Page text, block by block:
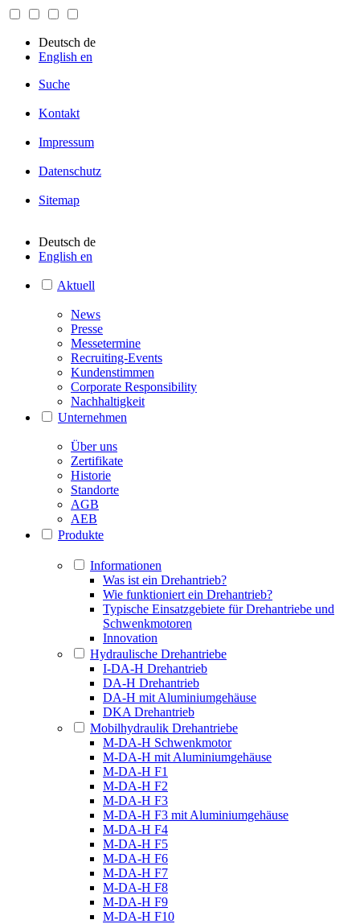
Deutsch de
English en
Suche
Kontakt
Impressum
Datenschutz
Sitemap
Deutsch de
English en
Aktuell
News
Presse
Messetermine
Recruiting-Events
Kundenstimmen
Corporate Responsibility
Nachhaltigkeit
Unternehmen
Über uns
Zertifikate
Historie
Standorte
AGB
AEB
Produkte
Informationen
Was ist ein Drehantrieb?
Wie funktioniert ein Drehantrieb?
Typische Einsatzgebiete für Drehantriebe und
Schwenkmotoren
Innovation
Hydraulische Drehantriebe
I-DA-H Drehantrieb
DA-H Drehantrieb
DA-H mit Aluminiumgehäuse
DKA Drehantrieb
Mobilhydraulik Drehantriebe
M-DA-H Schwenkmotor
M-DA-H mit Aluminiumgehäuse
M-DA-H F1
M-DA-H F2
M-DA-H F3
M-DA-H F3 mit Aluminiumgehäuse
M-DA-H F4
M-DA-H F5
M-DA-H F6
M-DA-H F7
M-DA-H F8
M-DA-H F9
M-DA-H F10